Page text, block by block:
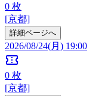
0 枚
[京都]
詳細ページへ
2026/08/24(月) 19:00
confirmation_number
0 枚
[京都]